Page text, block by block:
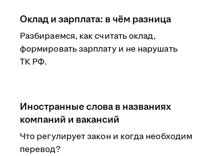
Оклад и зарплата: в чём разница
Разбираемся, как считать оклад,
формировать зарплату и не нарушать
ТК РФ.
Иностранные слова в названиях
компаний и вакансий
Что регулирует закон и когда необходим
перевод?